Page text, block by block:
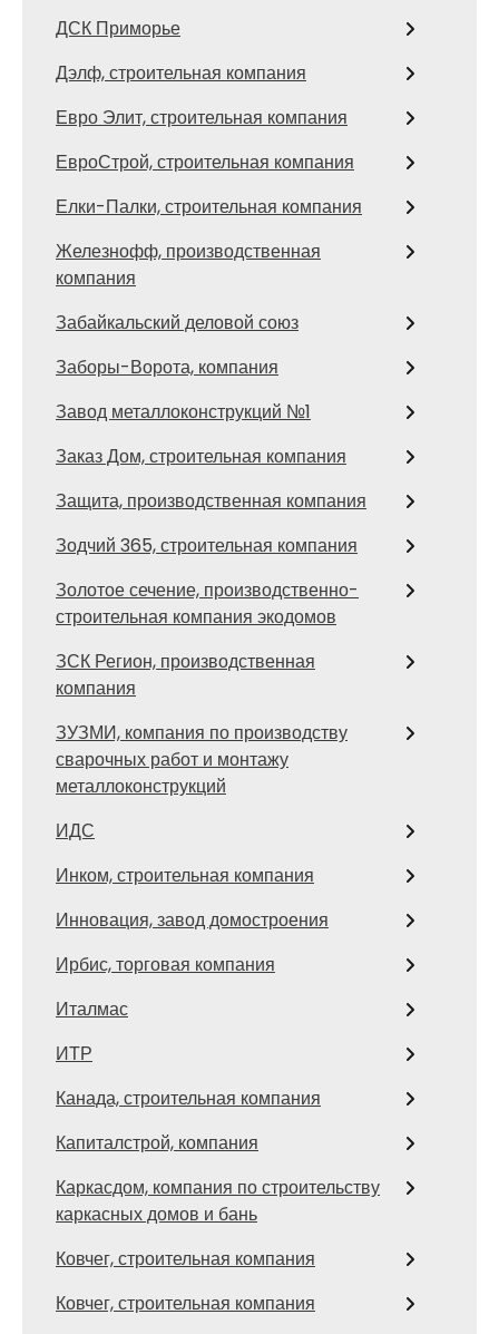
ДСК Приморье
Дэлф, строительная компания
Евро Элит, строительная компания
ЕвроСтрой, строительная компания
Елки-Палки, строительная компания
Железнофф, производственная
компания
Забайкальский деловой союз
Заборы-Ворота, компания
Завод металлоконструкций №1
Заказ Дом, строительная компания
Защита, производственная компания
Зодчий 365, строительная компания
Золотое сечение, производственно-
строительная компания экодомов
ЗСК Регион, производственная
компания
ЗУЗМИ, компания по производству
сварочных работ и монтажу
металлоконструкций
ИДС
Инком, строительная компания
Инновация, завод домостроения
Ирбис, торговая компания
Италмас
ИТР
Канада, строительная компания
Капиталстрой, компания
Каркасдом, компания по строительству
каркасных домов и бань
Ковчег, строительная компания
Ковчег, строительная компания